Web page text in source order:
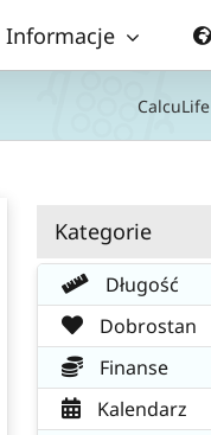
Informacje
CalcuLife
Kategorie
Długość
Dobrostan
Finanse
Kalendarz